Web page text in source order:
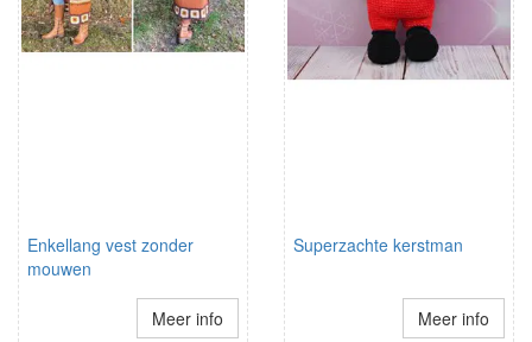
Enkellang vest zonder
mouwen
Meer info
Superzachte kerstman
Meer info